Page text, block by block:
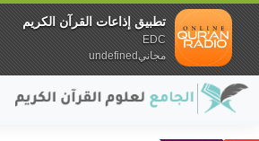
تطبيق إذاعات القرآن الكريم
EDC
مجانيundefined